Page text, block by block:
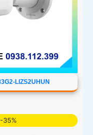
LIZS2UHUN
35%